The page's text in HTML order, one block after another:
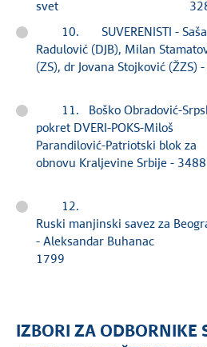
svet
10. SUVERENISTI - Saša
Radulović (DJB), Milan
(ZS), dr Jovana Stojković (ŽZS)
11. Boško Obradović-
pokret DVERI-POKS-Miloš
Parandilović-Patriotski blok za
obnovu Kraljevine Srbije -
Ruski manjinski savez za
- Aleksandar
1799
IZBORI ZA ODBORNIKE